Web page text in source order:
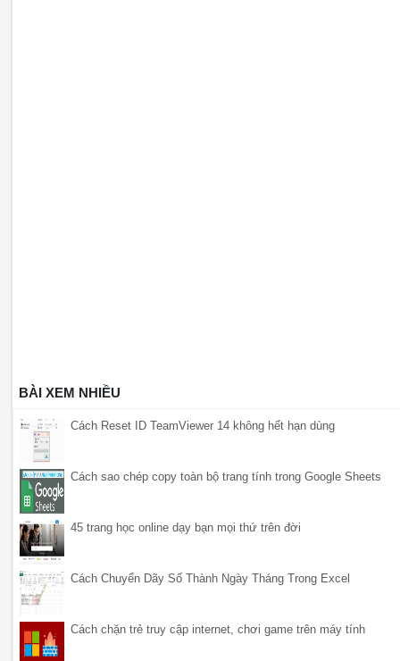
BÀI XEM NHIỀU
Cách Reset ID TeamViewer 14 không hết hạn dùng
Cách sao chép copy toàn bộ trang tính trong Google Sheets
45 trang học online dạy bạn mọi thứ trên đời
Cách Chuyển Dãy Số Thành Ngày Tháng Trong Excel
Cách chặn trẻ truy cập internet, chơi game trên máy tính